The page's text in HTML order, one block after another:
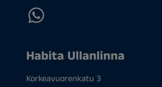
Habita Ullanlinna
Korkeavuorenkatu 3